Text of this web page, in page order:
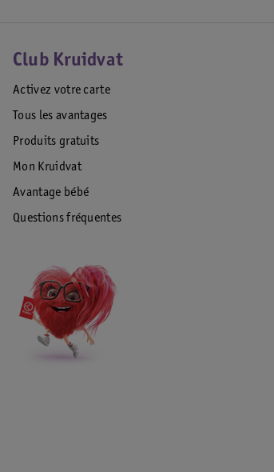
Club Kruidvat
Activez votre carte
Tous les avantages
Produits gratuits
Mon Kruidvat
Avantage bébé
Questions fréquentes